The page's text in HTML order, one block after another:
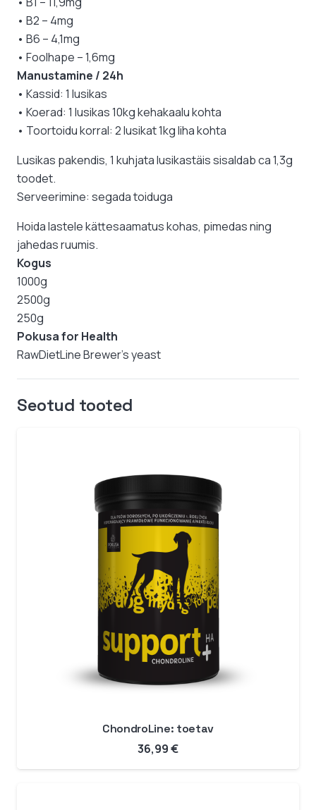
• B2 – 4mg
• B6 – 4,1mg
• Foolhape – 1,6mg
Manustamine / 24h
• Kassid: 1 lusikas
• Koerad: 1 lusikas 10kg kehakaalu kohta
• Toortoidu korral: 2 lusikat 1kg liha kohta
Lusikas pakendis, 1 kuhjata lusikastäis sisaldab ca 1,3g
toodet.
Serveerimine: segada toiduga
Hoida lastele kättesaamatus kohas, pimedas ning
jahedas ruumis.
Kogus
1000g
2500g
250g
Pokusa for Health
RawDietLine Brewer's yeast
Seotud tooted
ChondroLine: toetav
36,99€